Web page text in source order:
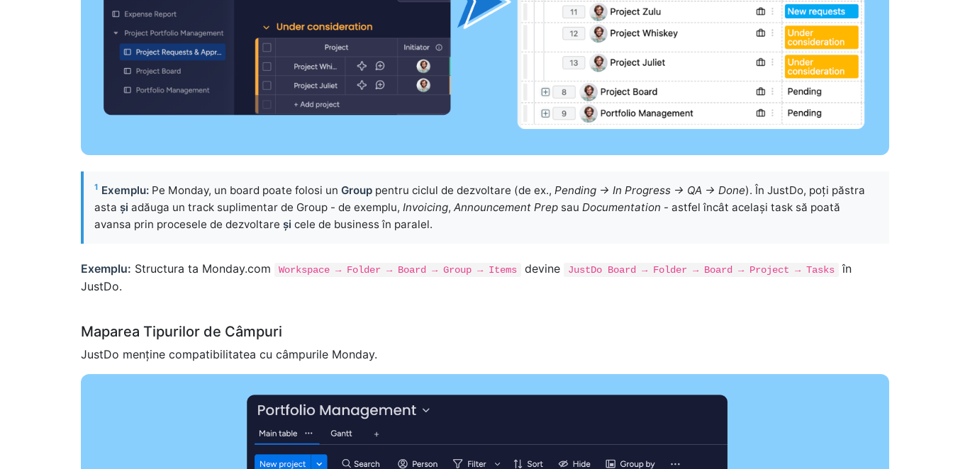
1 Exemplu: Pe Monday, un board poate folosi un Group pentru ciclul de dezvoltare (de ex., Pending → In Progress → QA → Done). În JustDo, poți păstra
asta și adăuga un track suplimentar de Group - de exemplu, Invoicing, Announcement Prep sau Documentation - astfel încât același task să poată
avansa prin procesele de dezvoltare și cele de business în paralel.
Exemplu: Structura ta Monday.com Workspace → Folder → Board → Group → Items devine JustDo Board → Folder → Board → Project → Tasks
în
JustDo.
Maparea Tipurilor de Câmpuri
JustDo menține compatibilitatea cu câmpurile Monday.